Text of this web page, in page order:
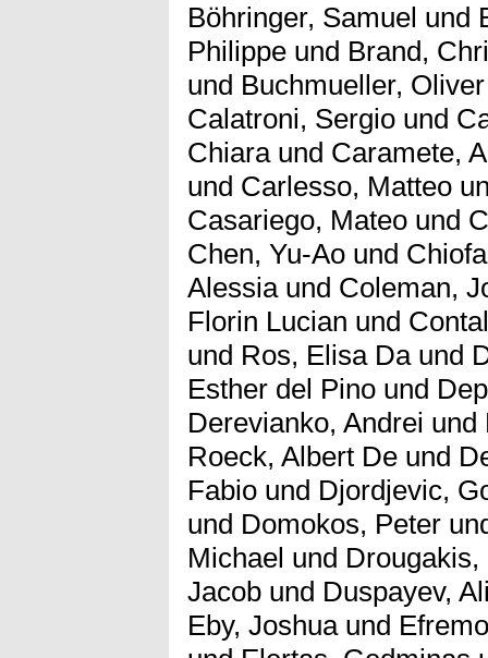
Böhringer, Samuel und
Philippe und Brand,
und Buchmueller, Oliver
Calatroni, Sergio und
Chiaraund Caramete,
und Carlesso, Matteo
Casariego, Mateo und
Chen, Yu-Ao und
Alessiaund Coleman,
Florin Lucian und
und Ros, Elisa Daund
Esther del Pino und
Derevianko, Andrei und
Roeck, Albert De und
Fabio und Djordjevic,
und Domokos, Peter
Michael und Drougakis,
Jacob und Duspayev,
Eby, Joshuaund